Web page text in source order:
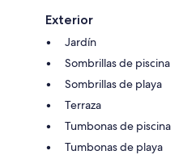
Exterior
Jardín
Sombrillas de piscina
Sombrillas de playa
Terraza
Tumbonas de piscina
Tumbonas de playa